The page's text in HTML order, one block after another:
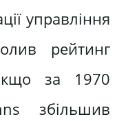
управління
рейтинг
за 1970
збільшив